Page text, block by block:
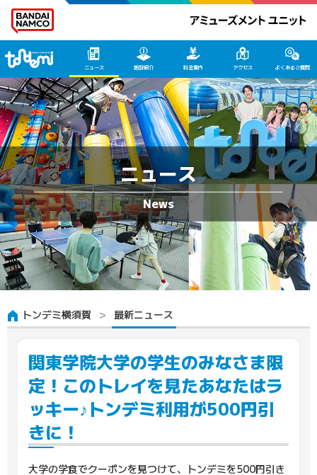
ニュース 施設紹介 料金案内 アクセス よくあるご質問
ニュース
トンデミ横須賀 最新ニュース
関東学院大学の学生のみなさま限
定！このトレイを見たあなたはラ
ッキー♪トンデミ利用が500円引
きに！
大学の学食でクーポンを見つけて、トンデミを500円引き